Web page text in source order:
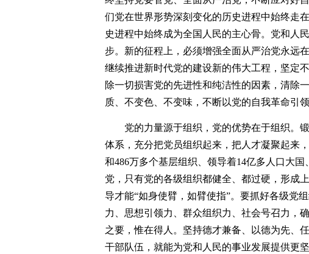
们党在世界形势深刻变化的历史进程中始终走
史进程中始终成为全国人民的主心骨。党和人
步。新的征程上，必须增强全面从严治党永远
继续推进新时代党的建设新的伟大工程，坚定
除一切损害党的先进性和纯洁性的因素，清除
质、不变色、不变味，不断以党的自我革命引
党的力量源于组织，党的优势在于组织。
体系，充分把党员组织起来，把人才凝聚起来
和486万多个基层组织、领导着14亿多人口大
党，只有党的各级组织都健全、都过硬，形成
导才能“如身使臂，如臂使指”。要抓好各级党
力、思想引领力、群众组织力、社会号召力，
之要，惟在得人。坚持德才兼备、以德为先、
干部队伍，就能为党和人民的事业发展提供更坚